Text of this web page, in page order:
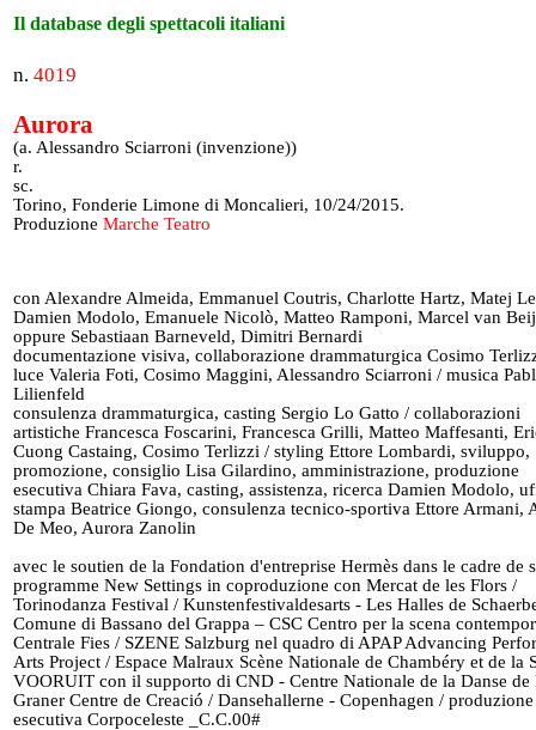
Il database degli spettacoli italiani
n. 4019
Aurora
(a. Alessandro Sciarroni (invenzione))
r.
sc.
Torino, Fonderie Limone di Moncalieri, 10/24/2015.
Produzione Marche Teatro
con Alexandre Almeida, Emmanuel Coutris, Charlotte Hartz, Matej
Damien Modolo, Emanuele Nicolò, Matteo Ramponi, Marcel van
oppure Sebastiaan Barneveld, Dimitri Bernardi
documentazione visiva, collaborazione drammaturgica Cosimo
luce Valeria Foti, Cosimo Maggini, Alessandro Sciarroni / musica
Lilienfeld
consulenza drammaturgica, casting Sergio Lo Gatto / collaborazioni
artistiche Francesca Foscarini, Francesca Grilli, Matteo Maffesanti,
Cuong Castaing, Cosimo Terlizzi / styling Ettore Lombardi, sviluppo,
promozione, consiglio Lisa Gilardino, amministrazione, produzione
esecutiva Chiara Fava, casting, assistenza, ricerca Damien Modolo,
stampa Beatrice Giongo, consulenza tecnico-sportiva Ettore Armani,
De Meo, Aurora Zanolin
avec le soutien de la Fondation d'entreprise Hermès dans le cadre de
programme New Settings in coproduzione con Mercat de les Flors /
Torinodanza Festival / Kunstenfestivaldesarts - Les Halles de
Comune di Bassano del Grappa – CSC Centro per la scena
Centrale Fies / SZENE Salzburg nel quadro di APAP Advancing
Arts Project / Espace Malraux Scène Nationale de Chambéry et de la
VOORUIT con il supporto di CND - Centre Nationale de la Danse de
Graner Centre de Creació / Dansehallerne - Copenhagen / produzione
esecutiva Corpoceleste _C.C.00#